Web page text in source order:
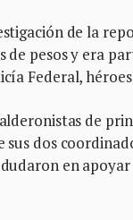
de la
de pesos y era
Federal,
de
sus dos
en